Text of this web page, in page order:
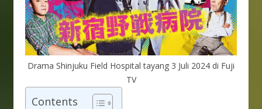
Drama Shinjuku Field Hospital tayang 3 Juli 2024 di Fuji
TV
Contents